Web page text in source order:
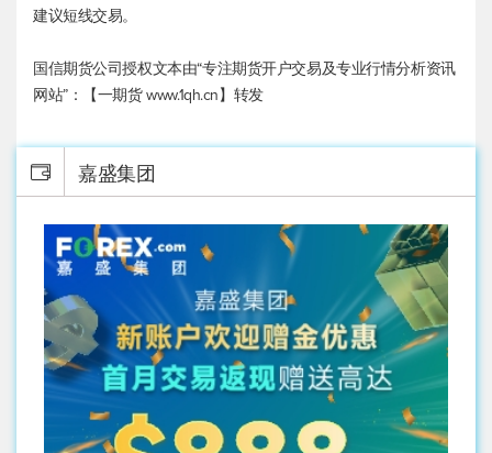
建议短线交易。
国信期货公司授权文本由“专注期货开户交易及专业行情分析资讯
网站”：【一期货 www.1qh.cn】转发
嘉盛集团